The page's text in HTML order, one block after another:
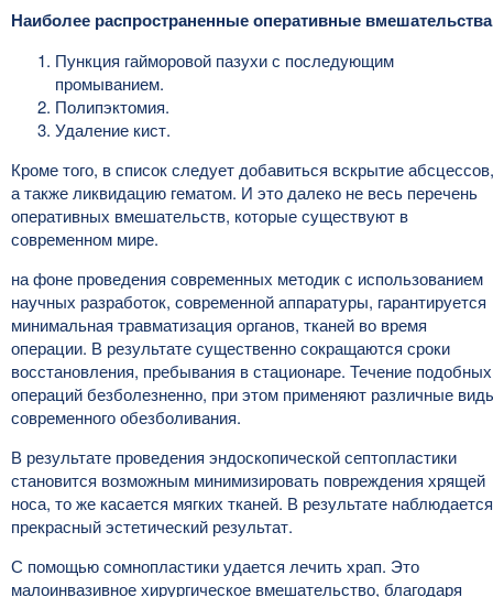
Наиболее распространенные оперативные вмешательства
Пункция гайморовой пазухи с последующим
промыванием.
Полипэктомия.
Удаление кист.
Кроме того, в список следует добавиться вскрытие абсцессов,
а также ликвидацию гематом. И это далеко не весь перечень
оперативных вмешательств, которые существуют в
современном мире.
на фоне проведения современных методик с использованием
научных разработок, современной аппаратуры, гарантируется
минимальная травматизация органов, тканей во время
операции. В результате существенно сокращаются сроки
восстановления, пребывания в стационаре. Течение подобных
операций безболезненно, при этом применяют различные
современного обезболивания.
В результате проведения эндоскопической септопластики
становится возможным минимизировать повреждения хрящей
носа, то же касается мягких тканей. В результате наблюдается
прекрасный эстетический результат.
С помощью сомнопластики удается лечить храп. Это
малоинвазивное хирургическое вмешательство, благодаря